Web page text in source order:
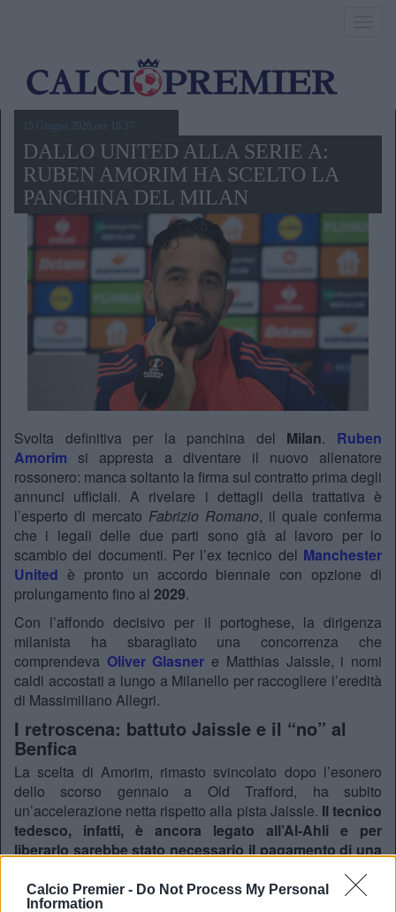
Calcio Premier - Do Not Process My Personal
Information
15 Giugno 2026,ore 18.37
DALLO UNITED ALLA SERIE A:
RUBEN AMORIM HA SCELTO LA
PANCHINA DEL MILAN
Svolta definitiva per la panchina del Milan. Ruben
Amorim si appresta a diventare il nuovo allenatore
rossonero: manca soltanto la firma sul contratto prima degli
annunci ufficiali. A rivelare i dettagli della trattativa è
l’esperto di mercato Fabrizio Romano, il quale conferma
che i legali delle due parti sono già al lavoro per lo
scambio dei documenti. Per l’ex tecnico del Manchester
United è pronto un accordo biennale con opzione di
prolungamento fino al 2029.
Con l’affondo decisivo per il portoghese, la dirigenza
milanista ha sbaragliato una concorrenza che
comprendeva Oliver Glasner e Matthias Jaissle, i nomi
caldi accostati a lungo a Milanello per raccogliere l’eredità
di Massimiliano Allegri.
I retroscena: battuto Jaissle e il “no” al
Benfica
La scelta di Amorim, rimasto svincolato dopo l’esonero
dello scorso gennaio a Old Trafford, ha subito
un’accelerazione netta rispetto alla pista Jaissle. Il tecnico
tedesco, infatti, è ancora legato all’Al-Ahli e per
liberarlo sarebbe stato necessario il pagamento di una
.
Il Milan ha preferito andare dritto sull’ex Sporting CP,